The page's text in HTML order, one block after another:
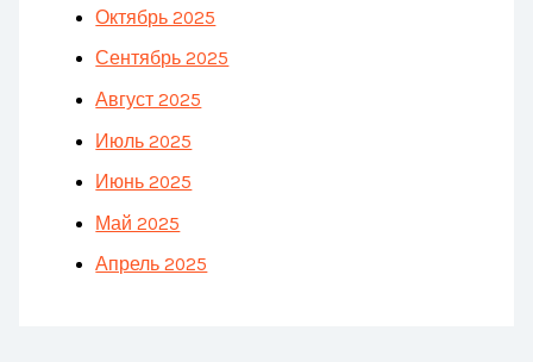
Октябрь 2025
Сентябрь 2025
Август 2025
Июль 2025
Июнь 2025
Май 2025
Апрель 2025